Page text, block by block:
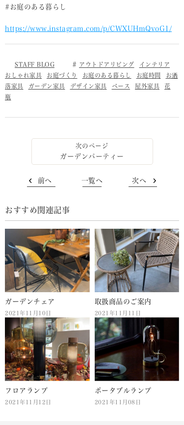
#お庭のある暮らし
https://www.instagram.com/p/CWXUHmQvoG1/
STAFF BLOG アウトドアリビング
インテリア
おしゃれ家具
お庭づくり お庭のある暮らし お庭時間
お洒
落家具
ガーデン家具 デザイン家具 ベース 屋外家具
花
瓶
ガーデンパーティー
前へ 一覧へ 次へ
おすすめ関連記事
ガーデンチェア
2021年11月10日
取扱商品のご案内
2021年11月11日
フロアランプ
2021年11月12日
ポータブルランプ
2021年11月08日